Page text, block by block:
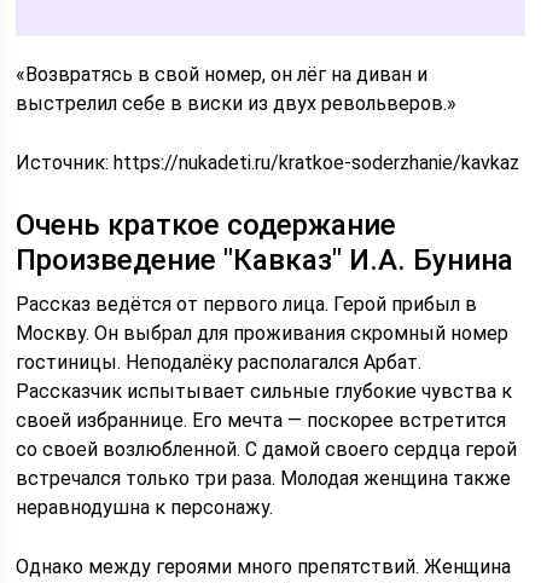
«Возвратясь в свой номер, он лёг на диван и
выстрелил себе в виски из двух револьверов.»
Источник:https://nukadeti.ru/kratkoe-soderzhanie/kavkaz
Очень краткое содержание
Произведение "Кавказ" И.А. Бунина
Рассказ ведётся от первого лица. Герой прибыл в
Москву. Он выбрал для проживания скромный номер
гостиницы. Неподалёку располагался Арбат.
Рассказчик испытывает сильные глубокие чувства к
своей избраннице. Его мечта — поскорее встретится
со своей возлюбленной. С дамой своего сердца герой
встречался только три раза. Молодая женщина также
неравнодушна к персонажу.
Однако между героями много препятствий. Женщина